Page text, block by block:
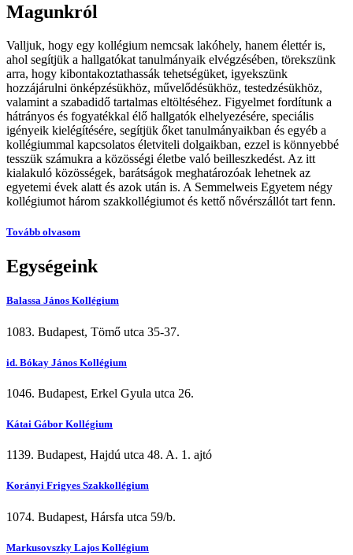
Magunkról
Valljuk, hogy egy kollégium nemcsak lakóhely, hanem élettér is,
ahol segítjük a hallgatókat tanulmányaik elvégzésében, törekszünk
arra, hogy kibontakoztathassák tehetségüket, igyekszünk
hozzájárulni önképzésükhöz, művelődésükhöz, testedzésükhöz,
valamint a szabadidő tartalmas eltöltéséhez. Figyelmet fordítunk a
hátrányos és fogyatékkal élő hallgatók elhelyezésére, speciális
igényeik kielégítésére, segítjük őket tanulmányaikban és egyéb a
kollégiummal kapcsolatos életviteli dolgaikban, ezzel is könnyebbé
tesszük számukra a közösségi életbe való beilleszkedést. Az itt
kialakuló közösségek, barátságok meghatározóak lehetnek az
egyetemi évek alatt és azok után is. A Semmelweis Egyetem négy
kollégiumot három szakkollégiumot és kettő nővérszállót tart fenn.
Tovább olvasom
Egységeink
Balassa János Kollégium
1083. Budapest, Tömő utca 35-37.
id. Bókay János Kollégium
1046. Budapest, Erkel Gyula utca 26.
Kátai Gábor Kollégium
1139. Budapest, Hajdú utca 48. A. 1. ajtó
Korányi Frigyes Szakkollégium
1074. Budapest, Hársfa utca 59/b.
Markusovszky Lajos Kollégium